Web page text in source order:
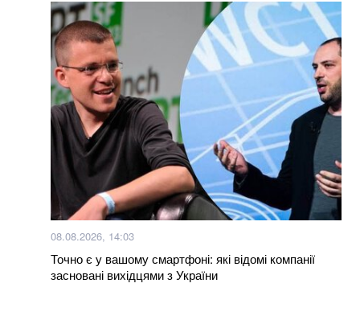
08.08.2026, 14:03
Точно є у вашому смартфоні: які відомі компанії
засновані вихідцями з України